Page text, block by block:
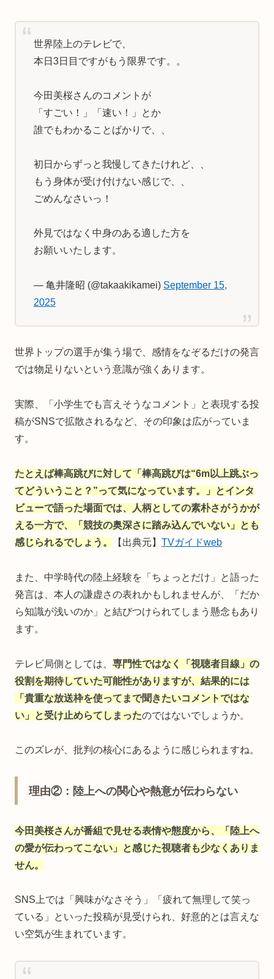
世界陸上のテレビで、
本日3日目ですがもう限界です。。
今田美桜さんのコメントが
「すごい！」「速い！」とか
誰でもわかることばかりで、、
初日からずっと我慢してきたけれど、、
もう身体が受け付けない感じで、、
ごめんなさいっ！
外見ではなく中身のある適した方を
お願いいたします。
— 亀井隆昭 (@takaakikamei) September 15,
2025
世界トップの選手が集う場で、感情をなぞるだけの発言
では物足りないという意識が強くあります。
実際、「小学生でも言えそうなコメント」と表現する投
稿がSNSで拡散されるなど、その印象は広がっていま
す。
たとえば棒高跳びに対して「棒高跳びは“6m以上跳ぶっ
てどういうこと？”って気になっています。」とインタ
ビューで語った場面では、人柄としての素朴さがうかが
える一方で、「競技の奥深さに踏み込んでいない」とも
感じられるでしょう。
【出典元】 TVガイドweb
また、中学時代の陸上経験を「ちょっとだけ」と語った
発言は、本人の謙虚さの表れかもしれませんが、「だか
ら知識が浅いのか」と結びつけられてしまう懸念もあり
ます。
テレビ局側としては、 専門性ではなく「視聴者目線」の
役割を期待していた可能性がありますが、結果的には
「貴重な放送枠を使ってまで聞きたいコメントではな
い」と受け止めらて しまったのではないでしょうか。
このズレが、批判の核心にあるように感じられますね。
理由②：陸上への関心や熱意が伝わらない
今田美桜さんが番組で見せる表情や態度から、「陸上へ
の愛が伝わってこない」と感じた視聴者も少なくありま
せん。
SNS上では「興味がなさそう」「疲れて無理して笑っ
ている」といった投稿が見受けられ、好意的とは言えな
い空気が生まれています。